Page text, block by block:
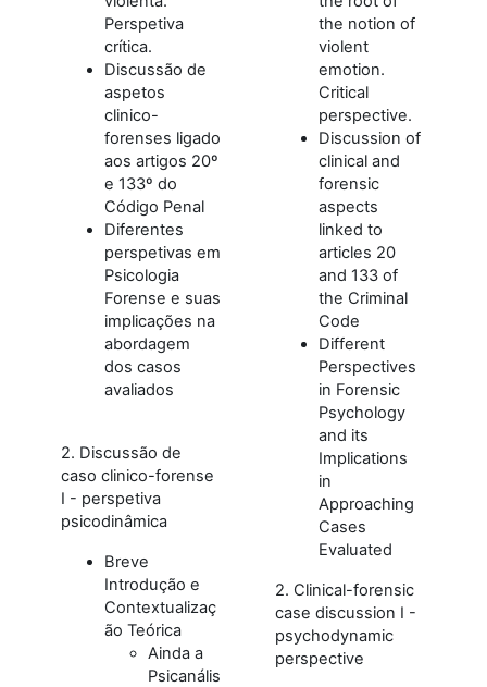
Perspetiva
crítica.
Discussão de
aspetos
clinico-
forenses ligado
aos artigos 20º
e 133º do
Código Penal
Diferentes
perspetivas em
Psicologia
Forense e suas
implicações na
abordagem
dos casos
avaliados
2. Discussão de
caso clinico-forense
I - perspetiva
psicodinâmica
Breve
Introdução e
Contextualizaç
ão Teórica
Ainda a
Psicanális
the notion of
violent
emotion.
Critical
perspective.
Discussion of
clinical and
forensic
aspects
linked to
articles 20
and 133 of
the Criminal
Code
Different
Perspectives
in Forensic
Psychology
and its
Implications
in
Approaching
Cases
Evaluated
2. Clinical-forensic
case discussion I -
psychodynamic
perspective